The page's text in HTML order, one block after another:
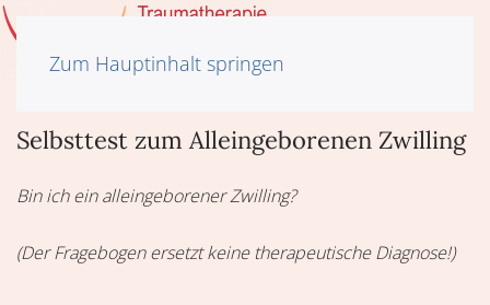
Zum Hauptinhalt springen
Selbsttest zum Alleingeborenen Zwilling
Bin ich ein alleingeborener Zwilling?
(Der Fragebogen ersetzt keine therapeutische Diagnose!)